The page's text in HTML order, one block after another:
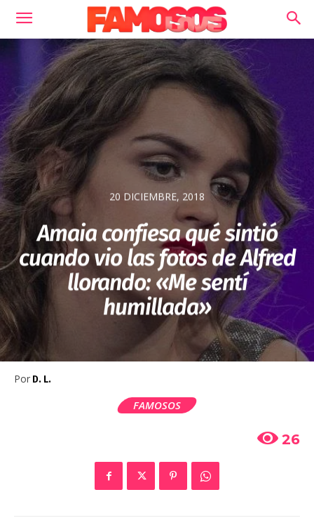
20 DICIEMBRE, 2018
Amaia confiesa qué sintió
cuando vio las fotos de Alfred
llorando: «Me sentí
humillada»
Por D. L.
FAMOSOS
26